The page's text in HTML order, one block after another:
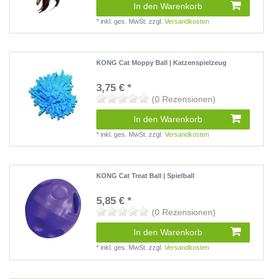
In den Warenkorb
*inkl. ges. MwSt. zzgl.Versandkosten
KONG Cat Moppy Ball | Katzenspielzeug
3,75 € *
(0 Rezensionen)
In den Warenkorb
*inkl. ges. MwSt. zzgl.Versandkosten
KONG Cat Treat Ball | Spielball
5,85 € *
(0 Rezensionen)
In den Warenkorb
*inkl. ges. MwSt. zzgl.Versandkosten